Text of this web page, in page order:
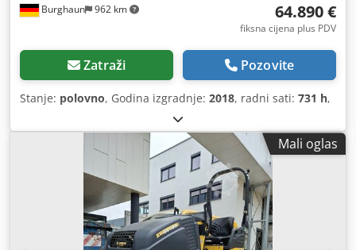
Burghaun 962 km 64.890 €
fiksna cijena plus PDV
Zatraži Pozovite
Stanje: polovno, Godina izgradnje: 2018, radni sati: 731 h,
Mali oglas